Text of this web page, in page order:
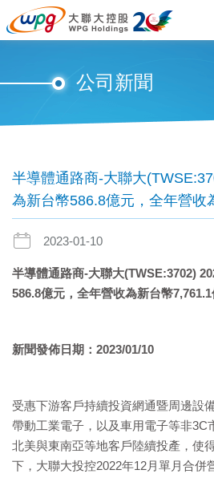
公司新聞
半導體通路商-大聯大
為新台幣586.8億元，全年營收
2023-01-10
半導體通路商-大聯大(TWSE:3702)
586.8億元，全年營收為新台幣7,761.1
新聞發佈日期： 2023/01/10
受惠下游客戶持續投資網通暨周邊設
帶動工業電子，以及車用電子等非3C
北美與東南亞等地客戶陸續投產，使
下，大聯大投控2022年12月單月合併